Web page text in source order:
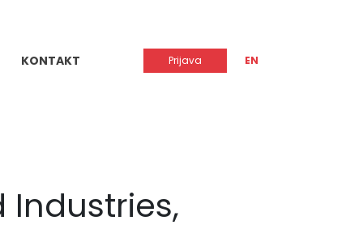
KONTAKT Prijava EN
Industries,